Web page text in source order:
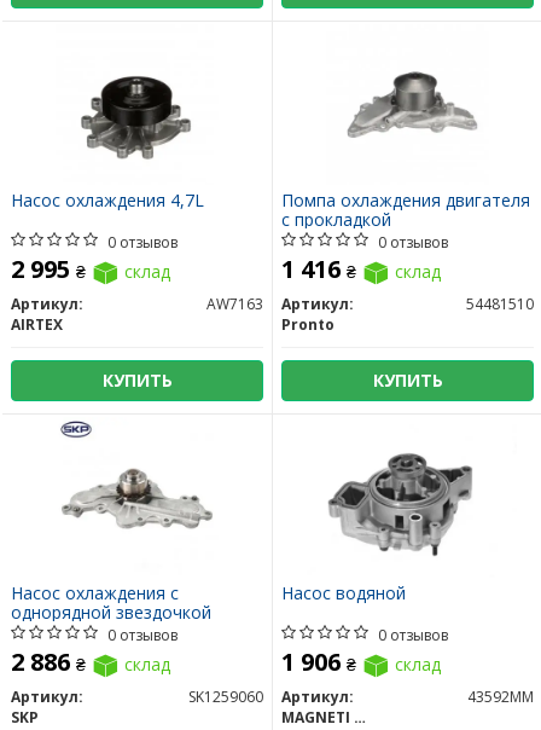
Насос охлаждения 4,7L
0 отзывов
2 995 ₴ склад
Артикул:
AW7163
AIRTEX
КУПИТЬ
Помпа охлаждения двигателя
с прокладкой
0 отзывов
1 416 ₴ склад
Артикул:
54481510
Pronto
КУПИТЬ
Насос охлаждения с
однорядной звездочкой
0 отзывов
2 886 ₴ склад
Артикул:
SK1259060
SKP
Насос водяной
0 отзывов
1 906 ₴ склад
Артикул:
43592MM
MAGNETI MARELLI